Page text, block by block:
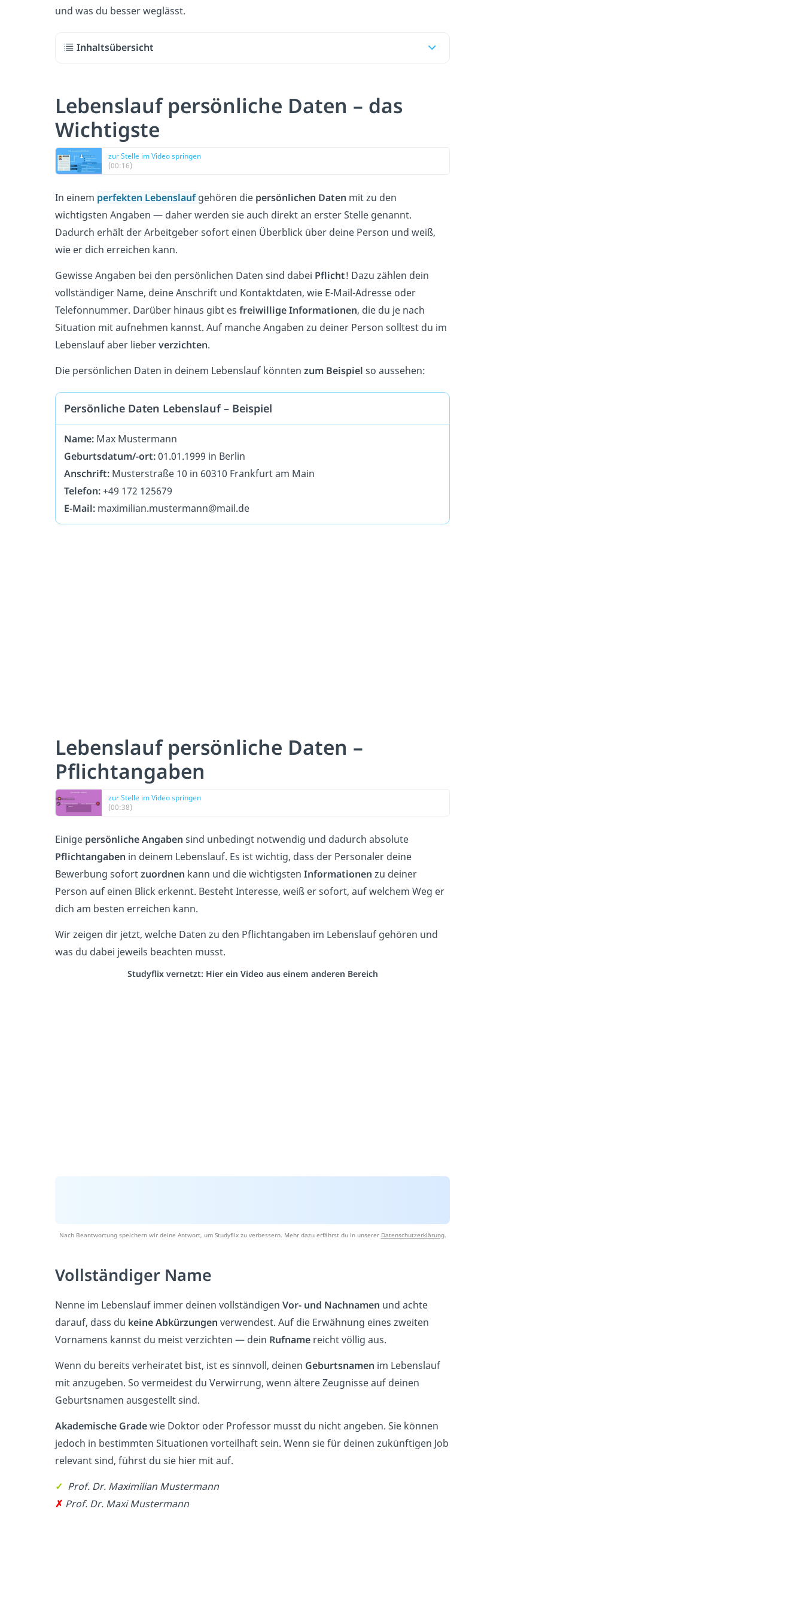
und was du besser weglässt.
Inhaltsübersicht
Lebenslauf persönliche Daten – das
Wichtigste
zur Stelle im Video springen
(00:16)
In einem perfekten Lebenslauf gehören die persönlichen Daten mit zu den
wichtigsten Angaben — daher werden sie auch direkt an erster Stelle genannt.
Dadurch erhält der Arbeitgeber sofort einen Überblick über deine Person und weiß,
wie er dich erreichen kann.
Gewisse Angaben bei den persönlichen Daten sind dabei Pflicht! Dazu zählen dein
vollständiger Name, deine Anschrift und Kontaktdaten, wie E-Mail-Adresse oder
Telefonnummer. Darüber hinaus gibt es freiwilligeInformationen, die du je nach
Situation mit aufnehmen kannst. Auf manche Angaben zu deiner Person solltest du im
Lebenslauf aber lieberverzichten.
Die persönlichen Daten in deinem Lebenslauf könnten zum Beispiel so aussehen:
Persönliche Daten Lebenslauf – Beispiel
Name: Max Mustermann
Geburtsdatum/-ort:01.01.1999 in Berlin
Anschrift: Musterstraße 10 in 60310 Frankfurt am Main
Telefon:+49 172 125679
E-Mail: maximilian.mustermann@mail.de
Lebenslauf persönliche Daten –
Pflichtangaben
zur Stelle im Video springen
(00:38)
Einige persönliche Angaben sind unbedingt notwendig und dadurch absolute
Pflichtangaben in deinem Lebenslauf. Es ist wichtig, dass der Personaler deine
Bewerbung sofortzuordnen kann und die wichtigsten Informationen zu deiner
Person auf einen Blick erkennt. Besteht Interesse, weiß er sofort, auf welchem Weg er
dich am besten erreichen kann.
Wir zeigen dir jetzt, welche Daten zu den Pflichtangaben im Lebenslauf gehören und
was du dabei jeweils beachten musst.
Studyflix vernetzt: Hier ein Video aus einem anderen Bereich
Nach Beantwortung speichern wir deine Antwort, um Studyflix zu verbessern. Mehr dazu erfährst du in unserer Datenschutzerklärung.
Vollständiger Name
Nenne im Lebenslauf immer deinen vollständigen Vor- und Nachnamen und achte
darauf, dass du keine Abkürzungen verwendest. Auf die Erwähnung eines zweiten
Vornamens kannst du meist verzichten — dein Rufname reicht völlig aus.
Wenn du bereits verheiratet bist, ist es sinnvoll, deinen Geburtsnamen im Lebenslauf
mit anzugeben. So vermeidest du Verwirrung, wenn ältere Zeugnisse auf deinen
Geburtsnamen ausgestellt sind.
Akademische Gradewie Doktor oder Professor musst du nicht angeben. Sie können
jedoch in bestimmten Situationen vorteilhaft sein. Wenn sie für deinen zukünftigen Job
relevant sind, führst du sie hier mit auf.
✓ Prof. Dr. Maximilian Mustermann
✗ Prof. Dr. Maxi Mustermann